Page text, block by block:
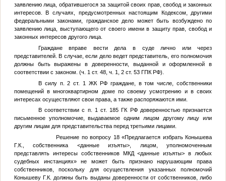
заявлению лица, обратившегося за защитой своих прав, свобод и законных
интересов. В случаях, предусмотренных настоящим Кодексом, другими
федеральными законами, гражданское дело может быть возбуждено по
заявлению лица, выступающего от своего имени в защиту прав, свобод и
законных интересов другого лица.
Граждане вправе вести дела в суде лично или через
представителей. В случае, если дело ведет представитель, его полномочия
должны быть выражены в доверенности, выданной и оформленной в
соответствии с законом. (ч. 1 ст. 48, ч. 1, 2 ст. 53 ГПК РФ).
В силу п. 2 ст. 1 ЖК РФ граждане, в том числе, собственники
помещений в многоквартирном доме по своему усмотрению и в своих
интересах осуществляют свои права, а также распоряжаются ими.
В соответствии с п. 1 ст. 185 ГК РФ доверенностью признается
письменное уполномочие, выдаваемое одним лицом другому лицу или
другим лицам для представительства перед третьими лицами.
Решение по вопросу 18 «Предлагается избрать Конышева
Г.К., собственника <данные изъяты> , лицом, уполномоченным
представлять интересы собственников МКД<данные изъяты> в любых
судебных инстанциях» не может быть признано нарушающим права
собственников, поскольку для осуществления указанных полномочий
Конышеву Г.К. должны быть выданы доверенности от собственников, либо